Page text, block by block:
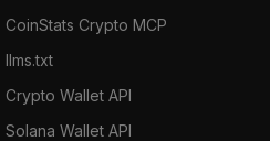
CoinStats Crypto MCP
llms.txt
Crypto Wallet API
Solana Wallet API